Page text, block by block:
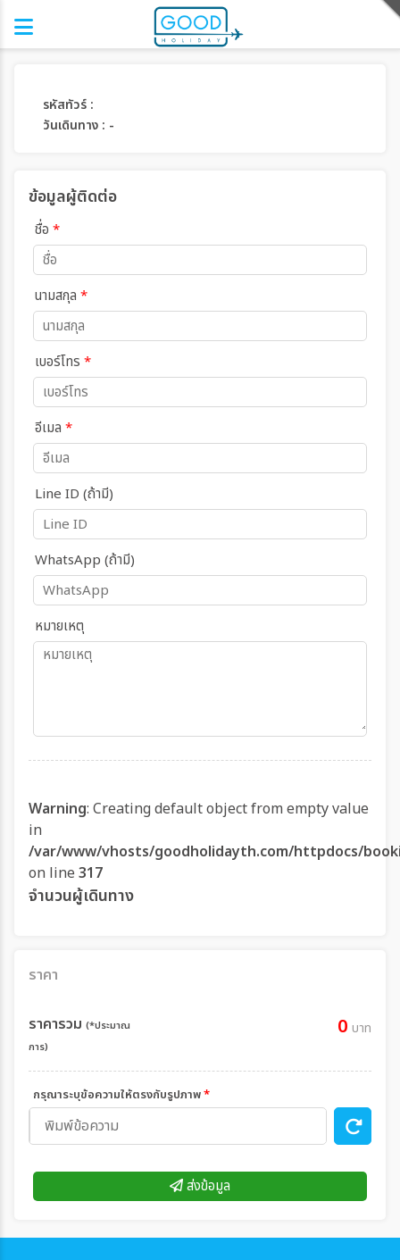
รหัสทัวร์ :
วันเดินทาง : -
ข้อมูลผู้ติดต่อ
ชื่อ *
นามสกุล *
เบอร์โทร *
อีเมล *
Line ID (ถ้ามี)
WhatsApp (ถ้ามี)
หมายเหตุ
Warning: Creating default object from empty value
in
/var/www/vhosts/goodholidayth.com/httpdocs/
on line 317
จำนวนผู้เดินทาง
ราคา
ราคารวม (*ประมาณ
การ)
0 บาท
กรุณาระบุข้อความให้ตรงกับรูปภาพ*
ส่งข้อมูล